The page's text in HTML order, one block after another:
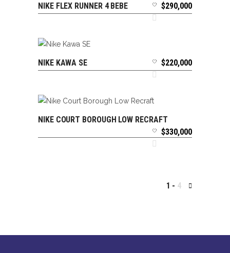
SELECCIONAR OPCIONES
NIKE FLEX RUNNER 4 BEBE $290,000
SELECCIONAR OPCIONES
NIKE KAWA SE $220,000
SELECCIONAR OPCIONES
NIKE COURT BOROUGH LOW RECRAFT
$330,000
1 4